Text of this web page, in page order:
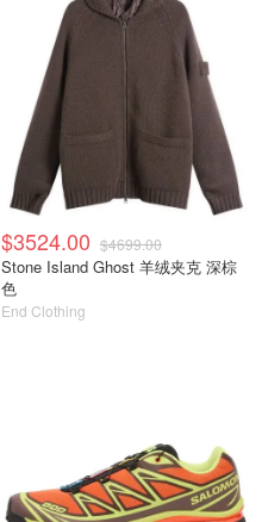
$3524.00 $4699.00
Stone Island Ghost 羊绒夹克 深棕
色
End Clothing